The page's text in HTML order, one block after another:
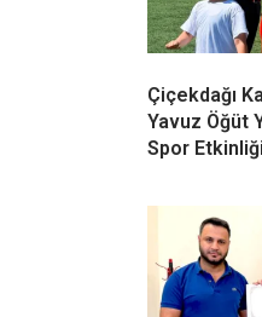
Çiçekdağı
Yavuz Öğüt
Spor